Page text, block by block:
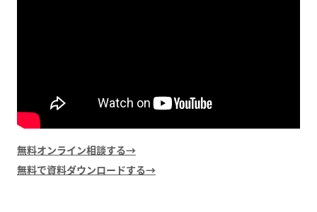
無料オンライン相談する→
無料で資料ダウンロードする→